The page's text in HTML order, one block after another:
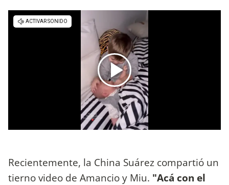
Recientemente, la China Suárez compartió un
tierno video de Amancio y Miu. "Acá con el